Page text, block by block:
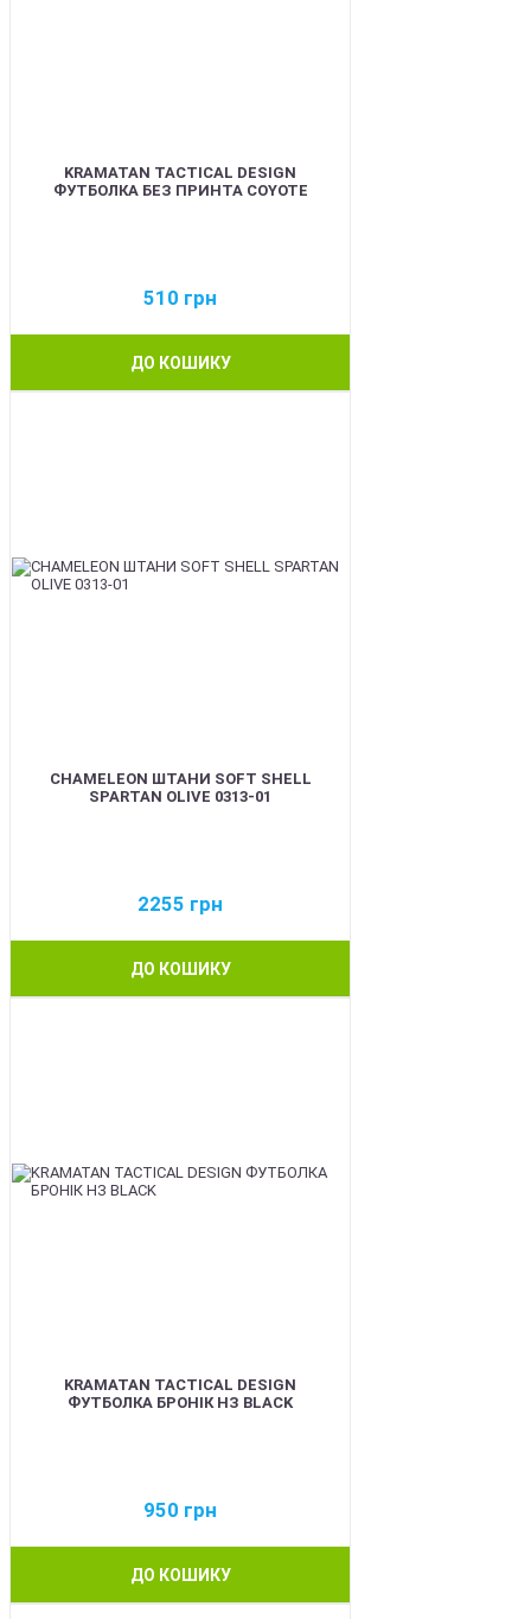
KRAMATAN TACTICAL DESIGN
ФУТБОЛКА БЕЗ ПРИНТА COYOTE
510 грн
ДО КОШИКУ
CHAMELEON ШТАНИ SOFT SHELL
SPARTAN OLIVE 0313-01
2255 грн
ДО КОШИКУ
KRAMATAN TACTICAL DESIGN
ФУТБОЛКА БРОНІК НЗ BLACK
950 грн
ДО КОШИКУ